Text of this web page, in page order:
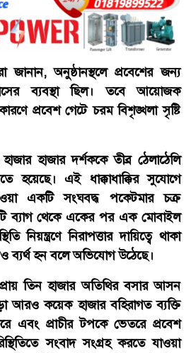
জানান, অনুষ্ঠানস্থলে প্রবেশের জন্য
ব্যবস্থা ছিল। তবে আয়োজক
প্রবেশ গেটে চরম বিশৃঙ্খলা সৃষ্টি
হাজার দর্শককে তীব্র ঠেলাঠেলি
হয়েছে। এই ধাক্কাধাক্কির সুযোগে
একটি সংঘবদ্ধ পকেটমার চক্র
ব্যাগ থেকে একের পর এক মোবাইল
নিয়ন্ত্রণে নিরাপত্তার দায়িত্বে থাকা
হন বলে অভিযোগ উঠেছে।
প্রায় তিন হাজার অতিথির বসার আসন
আরও কয়েক হাজার বহিরাগত ব্যক্তি
এবং প্রাচীর টপকে ভেতরে প্রবেশ
সংবাদ সংগ্রহ করতে যাওয়া